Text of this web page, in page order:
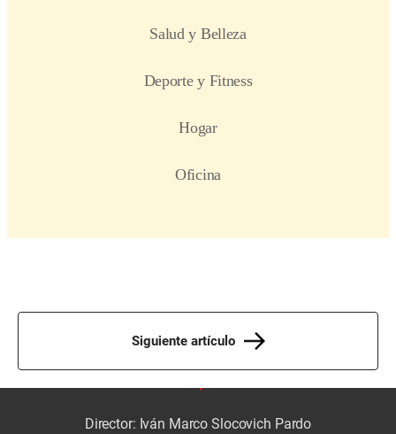
Siguiente artículo
Director: Iván Marco Slocovich Pardo